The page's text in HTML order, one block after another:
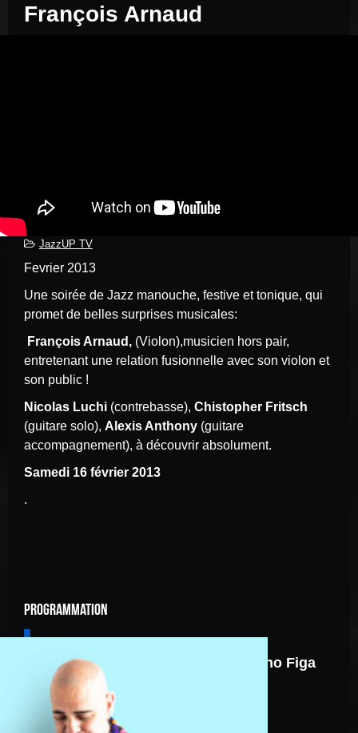
François Arnaud
JazzUP TV
Fevrier 2013
Une soirée de Jazz manouche, festive et tonique, qui
promet de belles surprises musicales:
François Arnaud,(Violon),musicien hors pair,
entretenant une relation fusionnelle avec son violon et
son public !
Nicolas Luchi(contrebasse), Chistopher Fritsch
(guitare solo), Alexis Anthony (guitare
accompagnement), à découvrir absolument.
Samedi 16 février 2013
.
Programmation
Nicolas Gardel Mano Figa